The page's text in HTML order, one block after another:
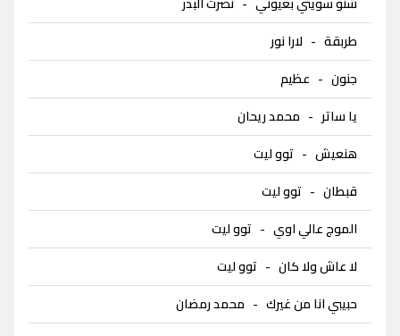
طربقة - لارا نور
جنون - عظيم
يا ساتر - محمد ريحان
هنعيش - توو ليت
قبطان - توو ليت
الموج عالي اوي - توو ليت
لا عاش ولا كان - توو ليت
حبيبي انا من غيرك - محمد رمضان